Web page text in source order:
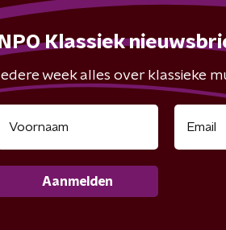
NPO Klassiek
Iedere week alles over klassieke
Aanmelden